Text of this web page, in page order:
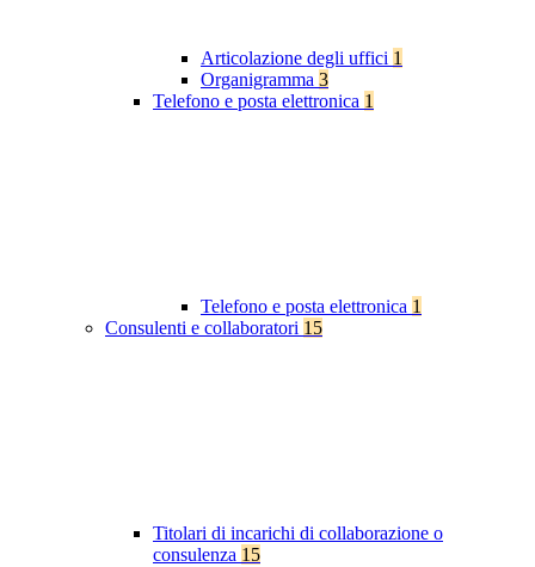
Articolazione degli uffici 1
Organigramma 3
Telefono e posta elettronica 1
Telefono e posta elettronica 1
Consulenti e collaboratori 15
Titolari di incarichi di collaborazione o
consulenza 15